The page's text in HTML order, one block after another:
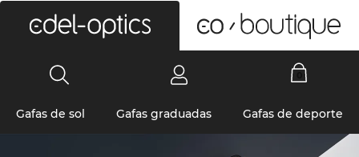
Gafas de sol Gafas graduadas Gafas de deporte